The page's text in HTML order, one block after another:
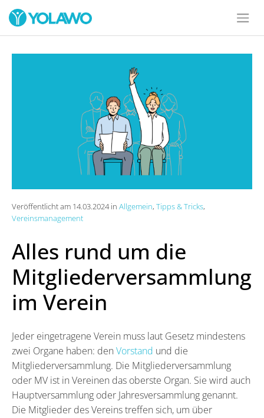
Veröffentlicht am 14.03.2024 in Allgemein, Tipps & Tricks,
Vereinsmanagement
Alles rund um die
Mitgliederversammlung
im Verein
Jeder eingetragene Verein muss laut Gesetz mindestens
zwei Organe haben: den Vorstand und die
Mitgliederversammlung. Die Mitgliederversammlung
oder MV ist in Vereinen das oberste Organ. Sie wird auch
Hauptversammlung oder Jahresversammlung genannt.
Die Mitglieder des Vereins treffen sich, um über